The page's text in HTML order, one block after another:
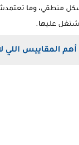
منطقي، وما
عليها.
أهم المقاييس اللي